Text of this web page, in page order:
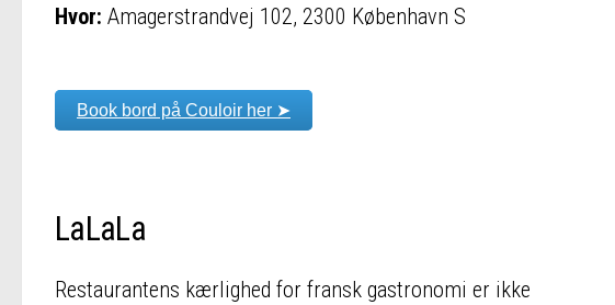
Hvor: Amagerstrandvej 102, 2300 København S
Book bord på Couloir her ➤
LaLaLa
Restaurantens kærlighed for fransk gastronomi er ikke